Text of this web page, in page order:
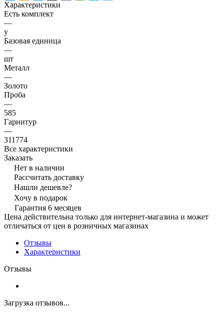
Характеристики
Есть комплект
—
y
Базовая единица
—
шт
Металл
—
Золото
Проба
—
585
Гарнитур
—
311774
Все характеристики
Заказать
Нет в наличии
Рассчитать доставку
Нашли дешевле?
Хочу в подарок
Гарантия 6 месяцев
Цена действительна только для интернет-магазина и может
отличаться от цен в розничных магазинах
Отзывы
Характеристики
Отзывы
Загрузка отзывов...